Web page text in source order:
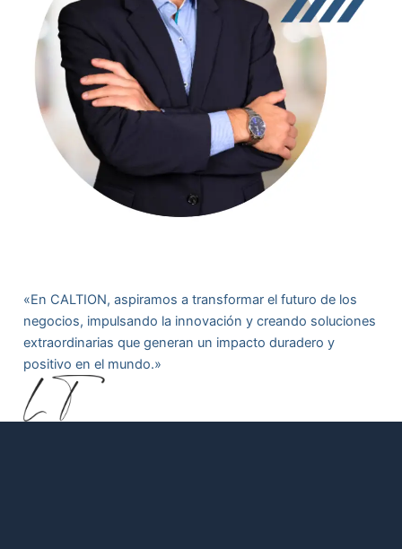
«En CALTION, aspiramos a transformar el futuro de los
negocios, impulsando la innovación y creando soluciones
extraordinarias que generan un impacto duradero y
positivo en el mundo.»